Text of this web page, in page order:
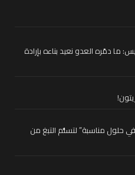
ما دمّره العدو نعيد بناءه بإرادة
مناسبة” لتسلُّم التبغ من